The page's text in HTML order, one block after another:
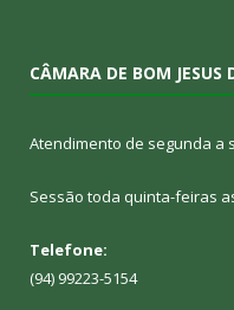
CÂMARA DE BOM JESUS
Atendimento de segunda a
Sessão toda quinta-feiras
Telefone:
(94) 99223-5154